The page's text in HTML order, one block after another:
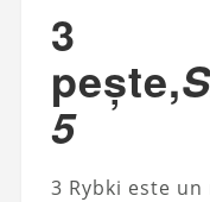
3
pește,
5
3 Rybki este